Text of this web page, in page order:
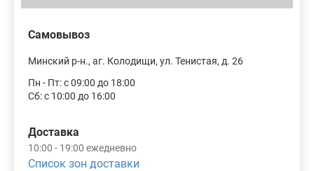
Самовывоз
Минский р-н., аг. Колодищи, ул. Тенистая, д. 26
Пн - Пт: с 09:00 до 18:00
Сб: с 10:00 до 16:00
Доставка
10:00 - 19:00 ежедневно
Список зон доставки